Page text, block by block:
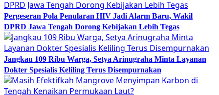
Pergeseran Pola Penularan HIV Jadi Alarm Baru, Wakil
DPRD Jawa Tengah Dorong Kebijakan Lebih Tegas
Jangkau 109 Ribu Warga, Setya Arinugraha Minta Layanan
Dokter Spesialis Keliling Terus Disempurnakan